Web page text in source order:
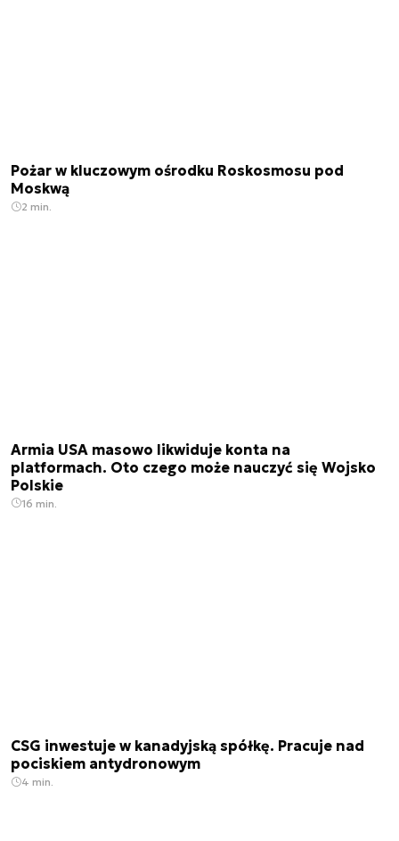
Pożar w kluczowym ośrodku Roskosmosu pod
Moskwą
2 min.
Armia USA masowo likwiduje konta na
platformach. Oto czego może nauczyć się Wojsko
Polskie
16 min.
CSG inwestuje w kanadyjską spółkę. Pracuje nad
pociskiem antydronowym
4 min.